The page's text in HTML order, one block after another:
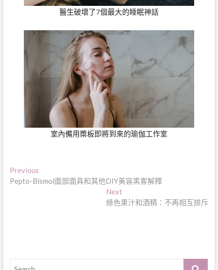
醫生破壞了7個最大的睡眠神話
室內備用槳板即將到來的瑜伽工作室
文
章
PreviousPrevious
post:
Pepto-Bismol面部面具和其他DIY美容黑客解釋
NextNext
post:
綠色果汁和酒精：不再相互排斥
Search